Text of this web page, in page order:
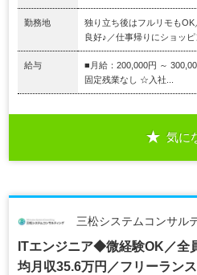
勤務地
独り立ち後はフルリモも
良好♪／仕事帰りにショッピ
給与
■月給：200,000円 ～
固定残業なし ☆入社...
気に
三松システムコンサル
ITエンジニア◆微経験OK／全
均月収35.6万円／フリーラン